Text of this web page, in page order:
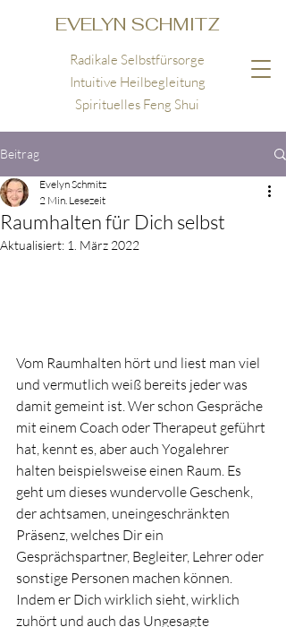
EVELYN SCHMITZ
Radikale Selbstfürsorge
Intuitive Heilbegleitung
Spirituelles Feng Shui
Beitrag
Raumhalten für Dich selbst
Evelyn Schmitz
2 Min. Lesezeit
Aktualisiert: 1. März 2022
Vom Raumhalten hört und liest man viel
und vermutlich weiß bereits jeder was
damit gemeint ist. Wer schon Gespräche
mit einem Coach oder Therapeut geführt
hat, kennt es, aber auch Yogalehrer
halten beispielsweise einen Raum. Es
geht um dieses wundervolle Geschenk,
der achtsamen, uneingeschränkten
Präsenz, welches Dir ein
Gesprächspartner, Begleiter, Lehrer oder
sonstige Personen machen können.
Indem er Dich wirklich sieht, wirklich
zuhört und auch das Ungesagte